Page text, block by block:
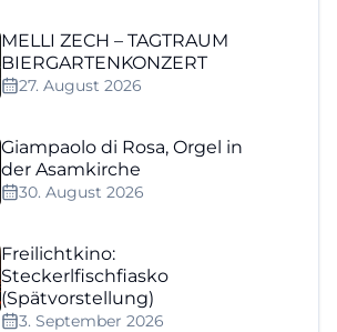
MELLI ZECH – TAGTRAUM
BIERGARTENKONZERT
27. August 2026
Giampaolo di Rosa, Orgel in
der Asamkirche
30. August 2026
Freilichtkino:
Steckerlfischfiasko
(Spätvorstellung)
3. September 2026